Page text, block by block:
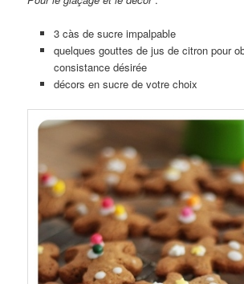
3 càs de sucre impalpable
quelques gouttes de jus de citron pour
consistance désirée
décors en sucre de votre choix